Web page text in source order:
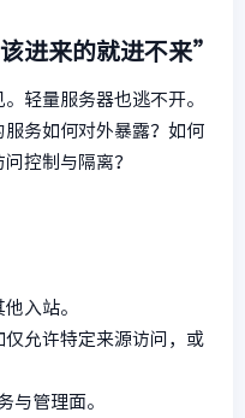
进来的就进不来”
轻量服务器也逃不开。
务如何对外暴露？如何
控制与隔离？
入站。
允许特定来源访问，或
与管理面。